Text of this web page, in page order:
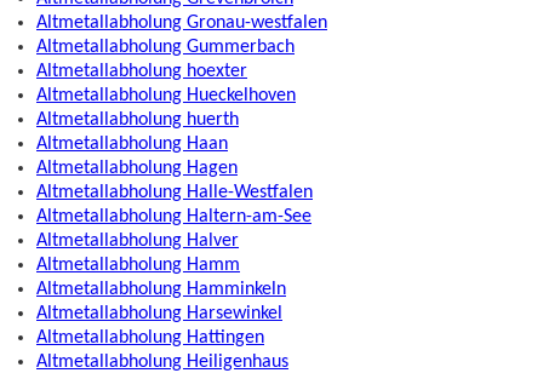
Altmetallabholung Gronau-westfalen
Altmetallabholung Gummerbach
Altmetallabholung hoexter
Altmetallabholung Hueckelhoven
Altmetallabholung huerth
Altmetallabholung Haan
Altmetallabholung Hagen
Altmetallabholung Halle-Westfalen
Altmetallabholung Haltern-am-See
Altmetallabholung Halver
Altmetallabholung Hamm
Altmetallabholung Hamminkeln
Altmetallabholung Harsewinkel
Altmetallabholung Hattingen
Altmetallabholung Heiligenhaus